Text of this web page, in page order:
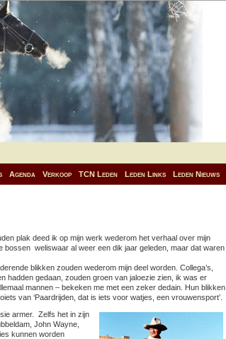
Agenda Verkoop TCN Leden Leden Links Leden Nieuws
plak deed ik op mijn werk wederom het verhaal over mijn
bossen weliswaar al weer een dik jaar geleden, maar dat waren
blikken zouden wederom mijn deel worden. Collega’s,
hadden gedaan, zouden groen van jaloezie zien, ik was er
mannen – bekeken me met een zeker dedain. Hun blikken
van ‘Paardrijden, dat is iets voor watjes, een vrouwensport’.
armer. Zelfs het in zijn
John Wayne,
kunnen worden